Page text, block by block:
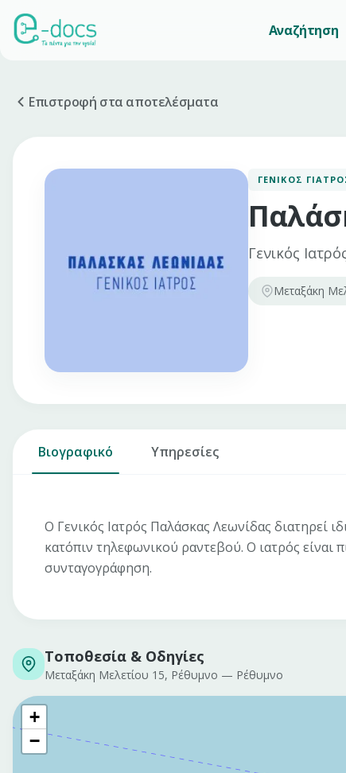
Αναζήτηση
Επιστροφή στα αποτελέσματα
ΓΕΝΙΚΌΣ
Γενικός
Μεταξάκη
Βιογραφικό Υπηρεσίες
O Γενικός Ιατρός Παλάσκας Λεωνίδας διατηρεί
κατόπιν τηλεφωνικού ραντεβού. Ο ιατρός είναι
συνταγογράφηση.
Τοποθεσία & Οδηγίες
Μεταξάκη Μελετίου 15, Ρέθυμνο — Ρέθυμνο
+
−